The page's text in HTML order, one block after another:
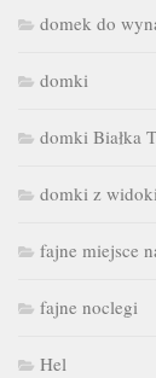
domek do
domki
domki Białka
domki z
fajne miejsce
fajne noclegi
Hel